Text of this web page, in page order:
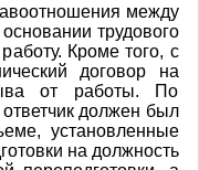
между
трудового
Кроме того, с
договор на
от работы. По
должен был
установленные
на должность